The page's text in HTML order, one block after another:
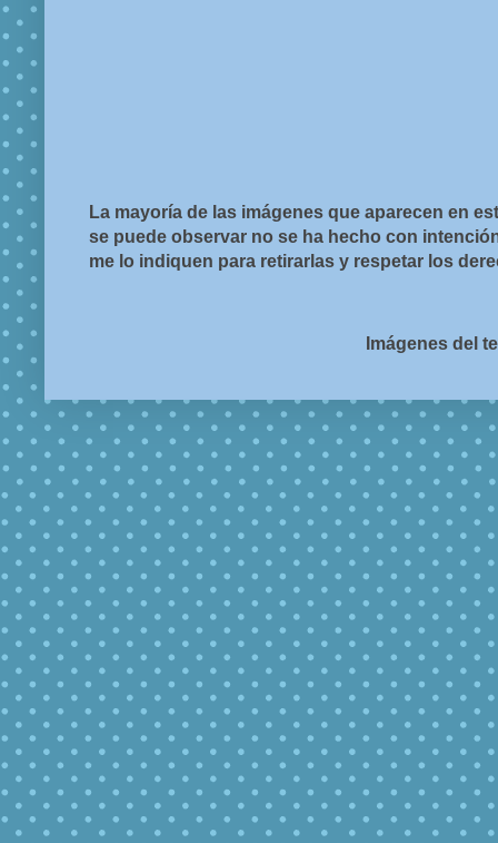
La mayoría de las imágenes que aparecen en
se puede observar no se ha hecho con
me lo indiquen para retirarlas y respetar los
Imágenes del